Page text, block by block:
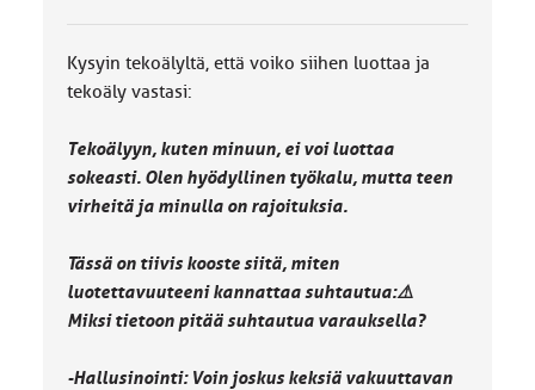
Kysyin tekoälyltä, että voiko siihen luottaa ja
tekoäly vastasi:
Tekoälyyn, kuten minuun, ei voi luottaa
sokeasti. Olen hyödyllinen työkalu, mutta teen
virheitä ja minulla on rajoituksia.
Tässä on tiivis kooste siitä, miten
luotettavuuteeni kannattaa suhtautua:⚠️
Miksi tietoon pitää suhtautua varauksella?
-Hallusinointi: Voin joskus keksiä vakuuttavan